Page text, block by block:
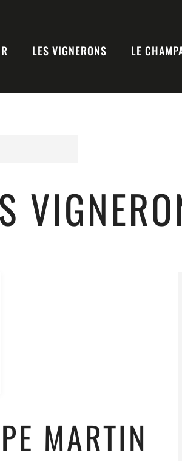
LES VIGNERONS LE
MARTIN